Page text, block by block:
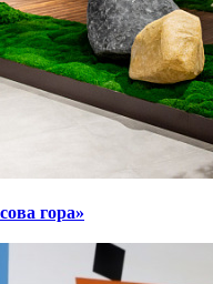
гора»